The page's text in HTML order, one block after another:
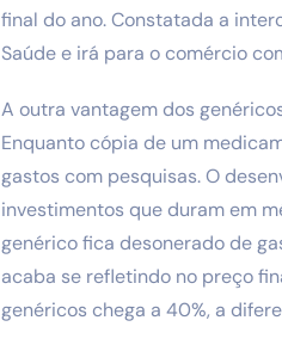
final do ano. Constatada a
Saúde e irá para o comércio
A outra vantagem dos
Enquanto cópia de um
gastos com pesquisas. O
investimentos que duram em
genérico fica desonerado de
acaba se refletindo no preço
genéricos chega a 40%, a